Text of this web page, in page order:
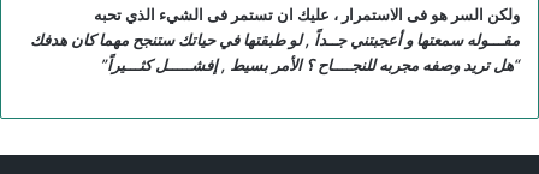
ولكن السر هو فى الاستمرار ، عليك ان تستمر فى الشيء الذي تحبه
مقـــوله سمعتها و أعجبتني جــداً , لو طبقتها في حياتك ستنجح مهما كان هدفك
“هل تريد وصفه مجربه للنجــــاح ؟ الأمر بسيط , إفشـــــل كثـــيراً”